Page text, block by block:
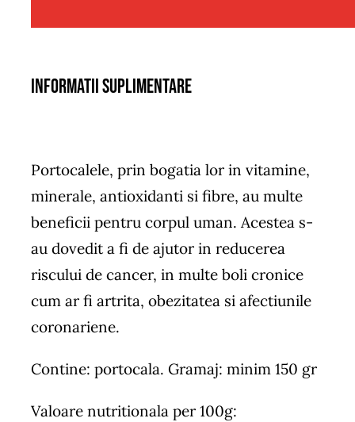
Informatii suplimentare
Portocalele, prin bogatia lor in vitamine,
minerale, antioxidanti si fibre, au multe
beneficii pentru corpul uman. Acestea s-
au dovedit a fi de ajutor in reducerea
riscului de cancer, in multe boli cronice
cum ar fi artrita, obezitatea si afectiunile
coronariene.
Contine: portocala. Gramaj: minim 150 gr
Valoare nutritionala per 100g: